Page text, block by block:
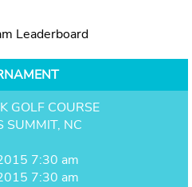
Leaderboard
GOLF COURSE
SUMMIT, NC
7:30 am
7:30 am